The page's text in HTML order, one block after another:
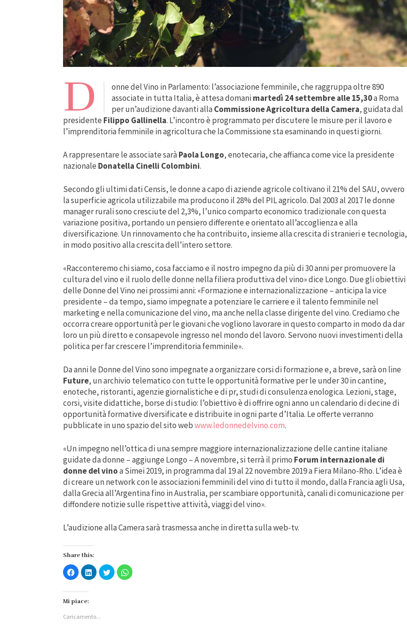
D
onne del Vino in Parlamento: l’associazione femminile, che raggruppa oltre 890
associate in tutta Italia, è attesa domanimartedì 24 settembre alle 15,30a Roma
per un’audizione davanti allaCommissione Agricoltura della Camera, guidata dal
presidente Filippo Gallinella. L’incontro è programmato per discutere le misure per il lavoro e
l’imprenditoria femminile in agricoltura che la Commissione sta esaminando in questi giorni.
A rappresentare le associate saràPaola Longo, enotecaria, che affianca come vice la presidente
nazionale Donatella Cinelli Colombini.
Secondo gli ultimi dati Censis, le donne a capo di aziende agricole coltivano il 21% del SAU, ovvero
la superficie agricola utilizzabile ma producono il 28% del PIL agricolo. Dal 2003 al 2017 le donne
manager rurali sono cresciute del 2,3%, l’unico comparto economico tradizionale con questa
variazione positiva, portando un pensiero differente e orientato all’accoglienza e alla
diversificazione. Un rinnovamento che ha contribuito, insieme alla crescita di stranieri e tecnologia,
in modo positivo alla crescita dell’intero settore.
«Racconteremo chi siamo, cosa facciamo e il nostro impegno da più di 30 anni per promuovere la
cultura del vino e il ruolo delle donne nella filiera produttiva del vino» dice Longo. Due gli obiettivi
delle Donne del Vino nei prossimi anni: «Formazione e internazionalizzazione – anticipa la vice
presidente – da tempo, siamo impegnate a potenziare le carriere e il talento femminile nel
marketing e nella comunicazione del vino, ma anche nella classe dirigente del vino. Crediamo che
occorra creare opportunità per le giovani che vogliono lavorare in questo comparto in modo da dar
loro un più diretto e consapevole ingresso nel mondo del lavoro. Servono nuovi investimenti della
politica per far crescere l’imprenditoria femminile».
Da anni le Donne del Vino sono impegnate a organizzare corsi di formazione e, a breve, sarà on line
Future, un archivio telematico con tutte le opportunità formative per le under 30 in cantine,
enoteche, ristoranti, agenzie giornalistiche e di pr, studi di consulenza enologica. Lezioni, stage,
corsi, visite didattiche, borse di studio: l’obiettivo è di offrire ogni anno un calendario di decine di
opportunità formative diversificate e distribuite in ogni parte d’Italia. Le offerte verranno
pubblicate in uno spazio del sito webwww.ledonnedelvino.com.
«Un impegno nell’ottica di una sempre maggiore internazionalizzazione delle cantine italiane
guidate da donne – aggiunge Longo – A novembre, si terrà il primo Forum internazionale di
donne del vinoa Simei 2019, in programma dal 19 al 22 novembre 2019 a Fiera Milano-Rho. L’idea è
di creare un network con le associazioni femminili del vino di tutto il mondo, dalla Francia agli Usa,
dalla Grecia all’Argentina fino in Australia, per scambiare opportunità, canali di comunicazione per
diffondere notizie sulle rispettive attività, viaggi del vino».
L’audizione alla Camera sarà trasmessa anche in diretta sulla web-tv.
Share this:
Fai
clic
su
Facebook
(Si
in
Fai
clic
apre
Fai
clic
Fai
clic
Mi piace:
Caricamento...